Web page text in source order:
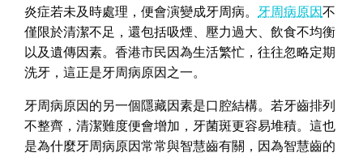
炎症若未及時處理，便會演變成牙周病。
牙周病原因不
僅限於清潔不足，還包括吸煙、壓力過大、飲食不均衡
以及遺傳因素。香港市民因為生活繁忙，往往忽略定期
洗牙，這正是牙周病原因之一。
牙周病原因的另一個隱藏因素是口腔結構。若牙齒排列
不整齊，清潔難度便會增加，牙菌斑更容易堆積。這也
是為什麼牙周病原因常常與智慧齒有關，因為智慧齒的